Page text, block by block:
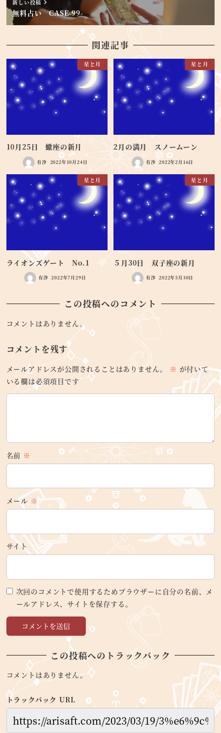
新しい投稿
無料占い CASE-99-
関連記事
星と月
10月25日 蠍座の新月
有沙 2022年10月24日
星と月
2月の満月 スノームーン
有沙 2022年2月16日
星と月
ライオンズゲート No.1
有沙 2022年7月29日
星と月
５月30日 双子座の新月
有沙 2022年5月30日
この投稿へのコメント
コメントはありません。
コメントを残す
メールアドレスが公開されることはありません。 ※ が付いて
いる欄は必須項目です
名前 ※
メール※
サイト
次回のコメントで使用するためブラウザーに自分の名前、メ
ールアドレス、サイトを保存する。
この投稿へのトラックバック
コメントはありません。
トラックバック URL